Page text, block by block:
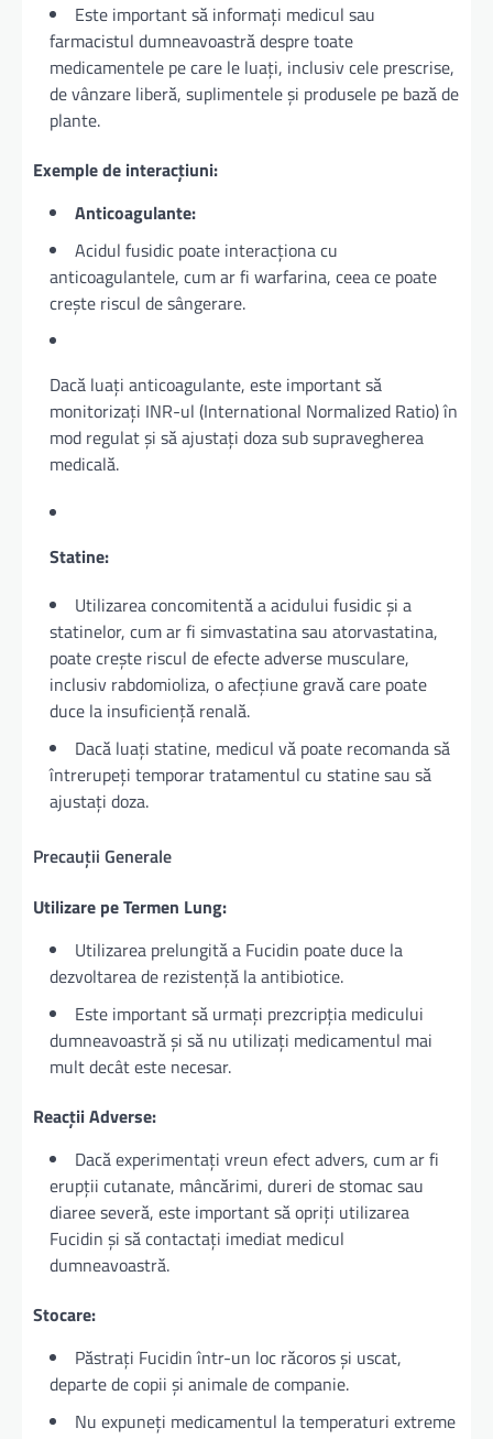
Este important să informați medicul sau
farmacistul dumneavoastră despre toate
medicamentele pe care le luați, inclusiv cele prescrise,
de vânzare liberă, suplimentele și produsele pe bază de
plante.
Exemple de interacțiuni:
Anticoagulante:
Acidul fusidic poate interacționa cu
anticoagulantele, cum ar fi warfarina, ceea ce poate
crește riscul de sângerare.
Dacă luați anticoagulante, este important să
monitorizați INR-ul (International Normalized Ratio) în
mod regulat și să ajustați doza sub supravegherea
medicală.
Statine:
Utilizarea concomitentă a acidului fusidic și a
statinelor, cum ar fi simvastatina sau atorvastatina,
poate crește riscul de efecte adverse musculare,
inclusiv rabdomioliza, o afecțiune gravă care poate
duce la insuficiență renală.
Dacă luați statine, medicul vă poate recomanda să
întrerupeți temporar tratamentul cu statine sau să
ajustați doza.
Precauții Generale
Utilizare pe Termen Lung:
Utilizarea prelungită a Fucidin poate duce la
dezvoltarea de rezistență la antibiotice.
Este important să urmați prezcripția medicului
dumneavoastră și să nu utilizați medicamentul mai
mult decât este necesar.
Reacții Adverse:
Dacă experimentați vreun efect advers, cum ar fi
erupții cutanate, mâncărimi, dureri de stomac sau
diaree severă, este important să opriți utilizarea
Fucidin și să contactați imediat medicul
dumneavoastră.
Stocare:
Păstrați Fucidin într-un loc răcoros și uscat,
departe de copii și animale de companie.
Nu expuneți medicamentul la temperaturi extreme